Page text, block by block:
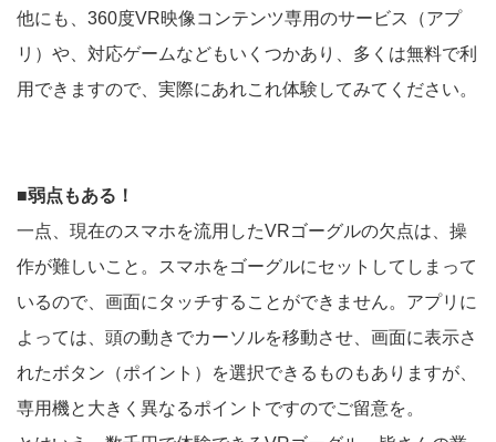
他にも、360度VR映像コンテンツ専用のサービス（アプ
リ）や、対応ゲームなどもいくつかあり、多くは無料で利
用できますので、実際にあれこれ体験してみてください。
■弱点もある！
一点、現在のスマホを流用したVRゴーグルの欠点は、操
作が難しいこと。スマホをゴーグルにセットしてしまって
いるので、画面にタッチすることができません。アプリに
よっては、頭の動きでカーソルを移動させ、画面に表示さ
れたボタン（ポイント）を選択できるものもありますが、
専用機と大きく異なるポイントですのでご留意を。